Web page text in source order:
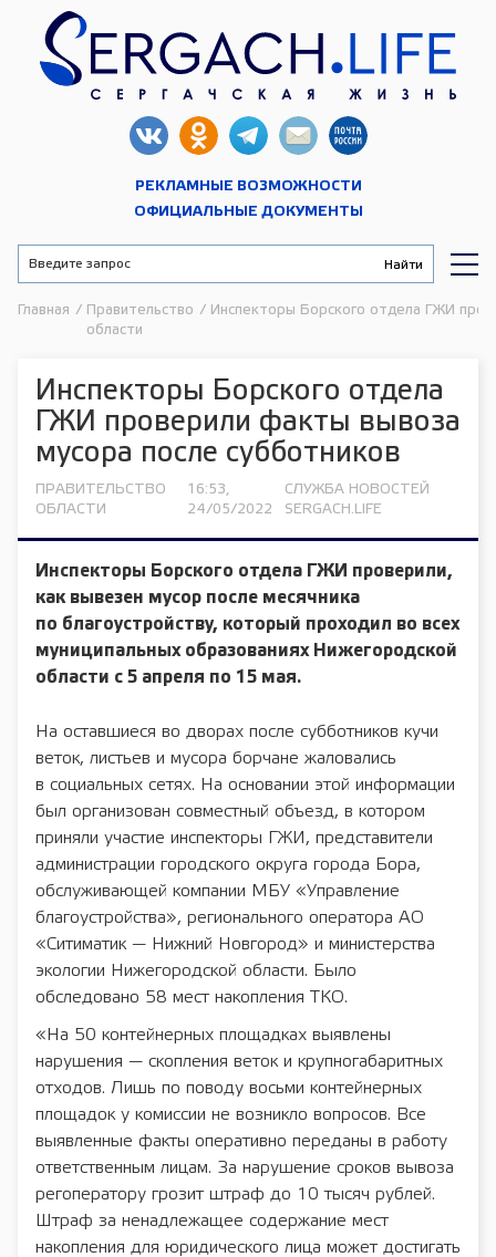
РЕКЛАМНЫЕ ВОЗМОЖНОСТИ
ОФИЦИАЛЬНЫЕ ДОКУМЕНТЫ
Главная /
Правительство
области
/ Инспекторы Борского отдела ГЖИ
Инспекторы Борского отдела
ГЖИ проверили факты вывоза
мусора после субботников
ПРАВИТЕЛЬСТВО
ОБЛАСТИ
16:53,
24/05/2022
СЛУЖБА НОВОСТЕЙ
SERGACH.LIFE
Инспекторы Борского отдела ГЖИ проверили,
как вывезен мусор после месячника
по благоустройству, который проходил во всех
муниципальных образованиях Нижегородской
области с 5 апреля по 15 мая.
На оставшиеся во дворах после субботников кучи
веток, листьев и мусора борчане жаловались
в социальных сетях. На основании этой информации
был организован совместный объезд, в котором
приняли участие инспекторы ГЖИ, представители
администрации городского округа города Бора,
обслуживающей компании МБУ «Управление
благоустройства», регионального оператора АО
«Ситиматик — Нижний Новгород» и министерства
экологии Нижегородской области. Было
обследовано 58 мест накопления ТКО.
«На 50 контейнерных площадках выявлены
нарушения — скопления веток и крупногабаритных
отходов. Лишь по поводу восьми контейнерных
площадок у комиссии не возникло вопросов. Все
выявленные факты оперативно переданы в работу
ответственным лицам. За нарушение сроков вывоза
регоператору грозит штраф до 10 тысяч рублей.
Штраф за ненадлежащее содержание мест
накопления для юридического лица может достигать